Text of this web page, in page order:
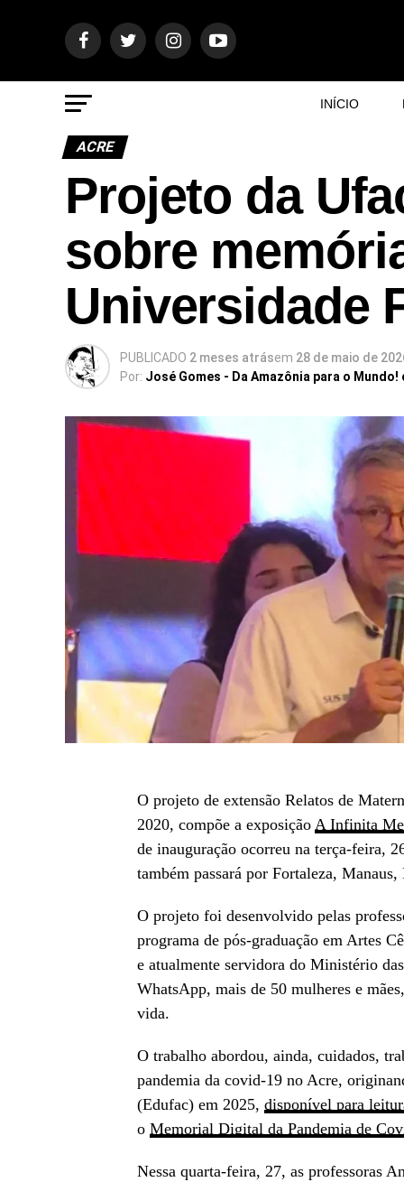
INÍCIO
ACRE
Projeto da
sobre
Universidade
PUBLICADO 2 meses atrásem 28 de maio de
Por: José Gomes - Da Amazônia para o
O projeto de extensão Relatos de
2020, compõe a exposição A Infinita
de inauguração ocorreu na terça-feira,
também passará por Fortaleza,
O projeto foi desenvolvido pelas
programa de pós-graduação em Artes
e atualmente servidora do Ministério
WhatsApp, mais de 50 mulheres e
vida.
O trabalho abordou, ainda, cuidados,
pandemia da covid-19 no Acre,
(Edufac) em 2025, disponível para
o Memorial Digital da Pandemia de
Nessa quarta-feira, 27, as professoras